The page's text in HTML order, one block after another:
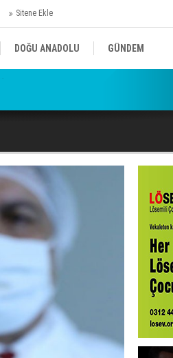
Sitene Ekle
DOĞU ANADOLU GÜNDEM